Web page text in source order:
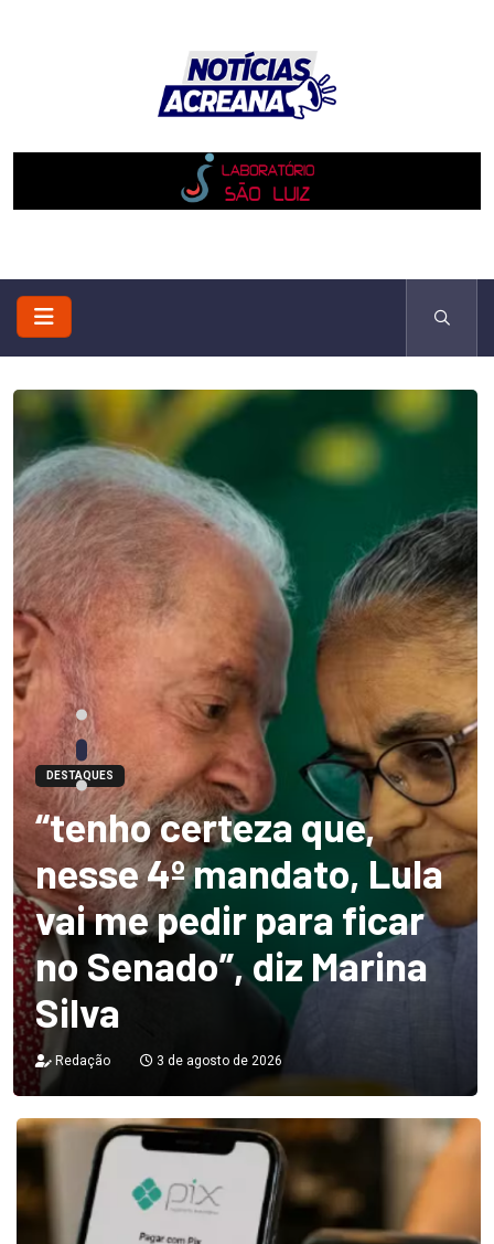
DESTAQUES
“tenho certeza que,
nesse 4º mandato, Lula
vai me pedir para ficar
no Senado”, diz Marina
Silva
Redação 3 de agosto de 2026